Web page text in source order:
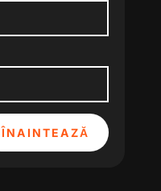
ÎNAINTEAZĂ